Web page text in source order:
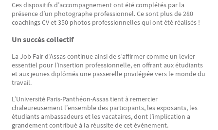
Ces dispositifs d’accompagnement ont été complétés par la
présence d’un photographe professionnel. Ce sont plus de 280
coachings CV et 350 photos professionnelles qui ont été réalisés !
Un succès collectif
La Job Fair d’Assas continue ainsi de s’affirmer comme un levier
essentiel pour l’insertion professionnelle, en offrant aux étudiants
et aux jeunes diplômés une passerelle privilégiée vers le monde du
travail.
L’Université Paris-Panthéon-Assas tient à remercier
chaleureusement l’ensemble des participants, les exposants, les
étudiants ambassadeurs et les vacataires, dont l’implication a
grandement contribué à la réussite de cet événement.